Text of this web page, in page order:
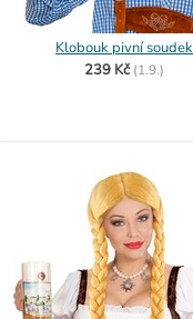
Klobouk pivní soudek
239 Kč (1.9.)